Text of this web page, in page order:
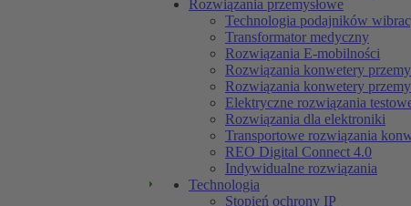
Rozwiązania przemysłowe
Technologia podajników
Transformator medyczny
Rozwiązania E-mobilności
Rozwiązania konwetery
Rozwiązania konwetery
Elektryczne rozwiązania
Rozwiązania dla elektroniki
Transportowe rozwiązania
REO Digital Connect 4.0
Indywidualne rozwiązania
Technologia
Stopień ochrony IP